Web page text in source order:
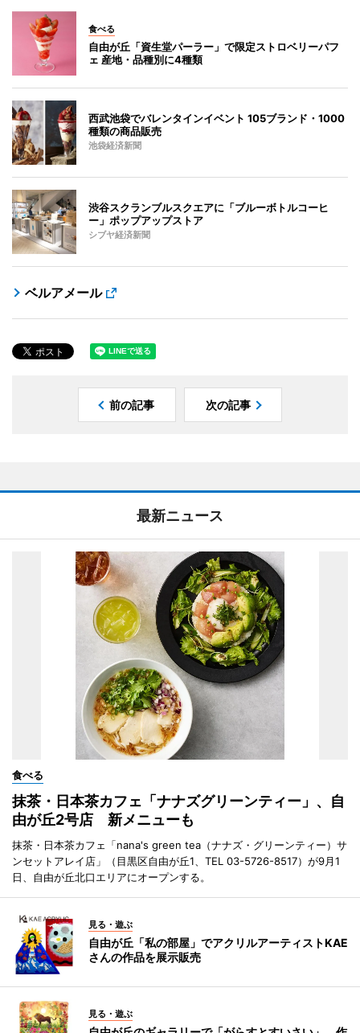
食べる
自由が丘「資生堂パーラー」で限定ストロベリーパフ
ェ 産地・品種別に4種類
西武池袋でバレンタインイベント 105ブランド・1000
種類の商品販売
池袋経済新聞
渋谷スクランブルスクエアに「ブルーボトルコーヒ
ー」ポップアップストア
シブヤ経済新聞
ベルアメール
前の記事 次の記事
最新ニュース
食べる
抹茶・日本茶カフェ「ナナズグリーンティー」、自
由が丘2号店 新メニューも
抹茶・日本茶カフェ「nana's green tea（ナナズ・グリーンティー）サ
ンセットアレイ店」（目黒区自由が丘1、TEL 03-5726-8517）が9月1
日、自由が丘北口エリアにオープンする。
見る・遊ぶ
自由が丘「私の部屋」でアクリルアーティストKAE
さんの作品を展示販売
見る・遊ぶ